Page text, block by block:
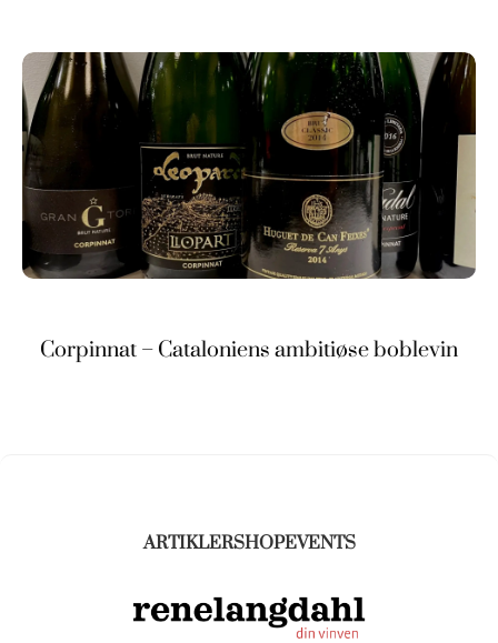
Corpinnat – Cataloniens ambitiøse boblevin
ARTIKLERSHOPEVENTS